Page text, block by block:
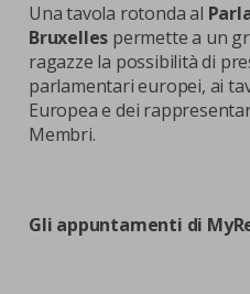
Una tavola rotonda al
Bruxelles permette a un
ragazze la possibilità di
parlamentari europei, ai
Europea e dei
Membri.
Gli appuntamenti di